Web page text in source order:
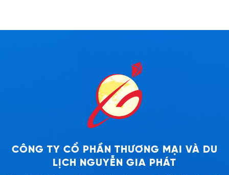
CÔNG TY CỔ PHẦN THƯƠNG MẠI VÀ DU
LỊCH NGUYỄN GIA PHÁT